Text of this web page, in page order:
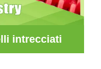
intrecciati